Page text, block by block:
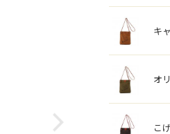
キ
オ
こ